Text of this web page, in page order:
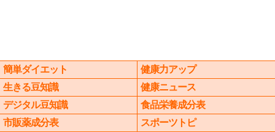
簡単ダイエット
健康力アップ
生きる豆知識
健康ニュース
デジタル豆知識
食品栄養成分表
市販薬成分表
スポーツトピ